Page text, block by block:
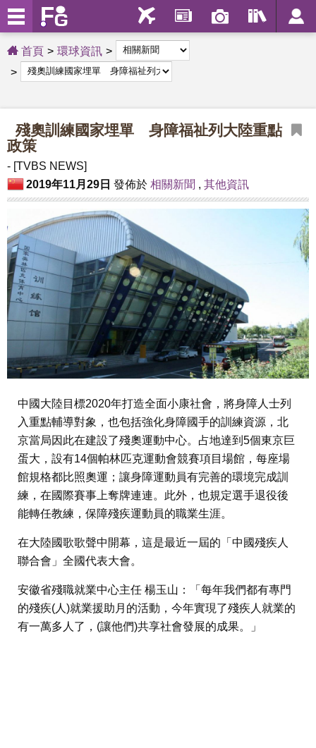
首頁 環球資訊
殘奧訓練國家埋單 身障福祉列大陸重點
政策
- [TVBS NEWS]
2019年11月29日 發佈於 相關新聞 , 其他資訊
中國大陸目標2020年打造全面小康社會，將身障人士列
入重點輔導對象，也包括強化身障國手的訓練資源，北
京當局因此在建設了殘奧運動中心。占地達到5個東京巨
蛋大，設有14個帕林匹克運動會競賽項目場館，每座場
館規格都比照奧運；讓身障運動員有完善的環境完成訓
練，在國際賽事上奪牌連連。此外，也規定選手退役後
能轉任教練，保障殘疾運動員的職業生涯。
在大陸國歌歌聲中開幕，這是最近一屆的「中國殘疾人
聯合會」全國代表大會。
安徽省殘職就業中心主任 楊玉山：「每年我們都有專門
的殘疾(人)就業援助月的活動，今年實現了殘疾人就業的
有一萬多人了，(讓他們)共享社會發展的成果。」